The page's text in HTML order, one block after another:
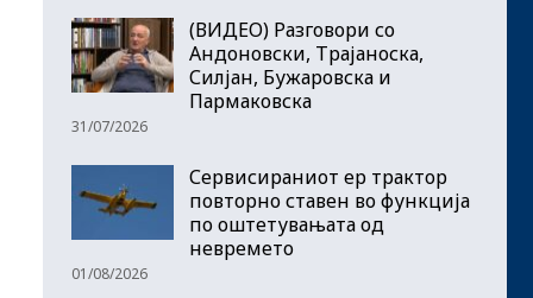
(ВИДЕО) Разговори со
Андоновски, Трајаноска,
Силјан, Бужаровска и
Пармаковска
31/07/2026
Сервисираниот ер трактор
повторно ставен во функција
по оштетувањата од
невремето
01/08/2026